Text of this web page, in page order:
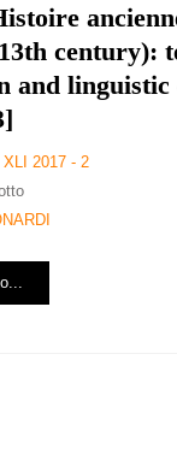
century):
and linguistic
XLI 2017 - 2